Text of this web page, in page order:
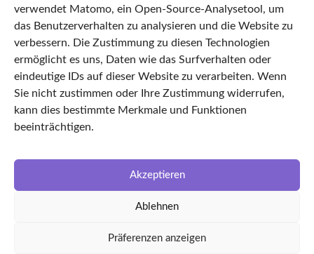
verwendet Matomo, ein Open-Source-Analysetool, um
das Benutzerverhalten zu analysieren und die Website zu
verbessern. Die Zustimmung zu diesen Technologien
ermöglicht es uns, Daten wie das Surfverhalten oder
eindeutige IDs auf dieser Website zu verarbeiten. Wenn
Sie nicht zustimmen oder Ihre Zustimmung widerrufen,
kann dies bestimmte Merkmale und Funktionen
beeinträchtigen.
Akzeptieren
Ablehnen
Präferenzen anzeigen
AGB
Cookie Policy
Startseite
Features
TimeLEAN Login
Über uns
Facebook
kvin Ingenieursgesellschaft